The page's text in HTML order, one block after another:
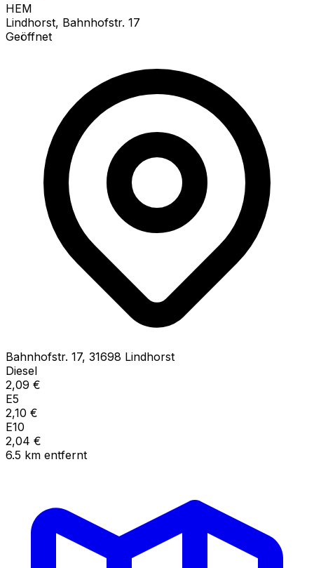
HEM
Lindhorst, Bahnhofstr. 17
Geöffnet
Bahnhofstr. 17, 31698 Lindhorst
Diesel
2,09 €
E5
2,10 €
E10
2,04 €
6.5 km entfernt